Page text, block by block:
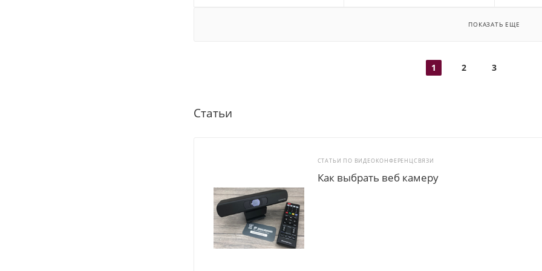
ПОКАЗАТЬ ЕЩЕ
1 2 3
Статьи
СТАТЬИ ПО ВИДЕОКОНФЕРЕНЦСВЯЗИ
Как выбрать веб камеру